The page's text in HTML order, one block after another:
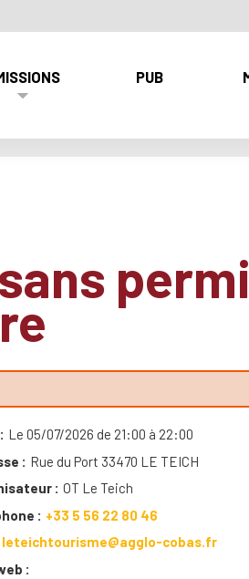
PUB
Le 05/07/2026 de 21:00 à 22:00
Rue du Port 33470 LE TEICH
OT Le Teich
+33 5 56 22 80 46
leteichtourisme@agglo-cobas.fr